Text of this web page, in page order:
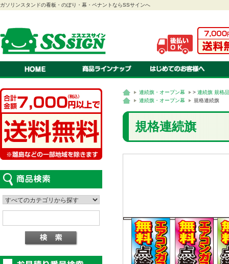
ガソリンスタンドの看板・のぼり・幕・ペナントならSSサインへ
のぼり
幕
ペナント
連続旗・オープン幕
紅白幕
スクリーン看板
A型看板
スタンド看板
ステッカー
看板
吸盤付きカードケース
LEDパネル
ロールスクリーン
車検証ホルダー
はっぴ・腕章
テント
カタログスタンド
て
オリジナル 注文のながれ
オリジナル 書体・色見本
オリジナル 対応ソフト
オリジナル 入稿の方法・種
プ
連続旗・オープン幕 > 連続旗 規格品
連続旗・オープン幕
規格連続旗
規格連続旗